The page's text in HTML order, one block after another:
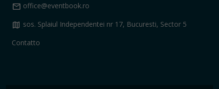
mail office@eventbook.ro
map sos. Splaiul Independentei nr 17, Bucuresti, Sector 5
Contatto